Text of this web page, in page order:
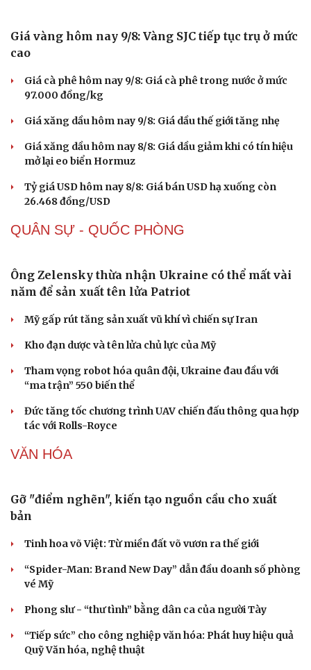
Sức khỏe
Dinh dưỡng - món ngon
Cây thuốc
Sản phụ khoa
Nhi khoa
Nam khoa
Phòng mạch online
Ăn sạch sống khỏe
Nhà đẹp
Blog
Tình yêu - Gia đình
Giá vàng hôm nay 9/8: Vàng SJC tiếp tục trụ ở mức
cao
Giá cà phê hôm nay 9/8: Giá cà phê trong nước ở mức
97.000 đồng/kg
Giá xăng dầu hôm nay 9/8: Giá dầu thế giới tăng nhẹ
Giá xăng dầu hôm nay 8/8: Giá dầu giảm khi có tín hiệu
mở lại eo biển Hormuz
Tỷ giá USD hôm nay 8/8: Giá bán USD hạ xuống còn
26.468 đồng/USD
QUÂN SỰ - QUỐC PHÒNG
Ông Zelensky thừa nhận Ukraine có thể mất vài
năm để sản xuất tên lửa Patriot
Mỹ gấp rút tăng sản xuất vũ khí vì chiến sự Iran
Kho đạn dược và tên lửa chủ lực của Mỹ
Tham vọng robot hóa quân đội, Ukraine đau đầu với
“ma trận” 550 biến thể
Đức tăng tốc chương trình UAV chiến đấu thông qua hợp
tác với Rolls-Royce
VĂN HÓA
Gỡ "điểm nghẽn", kiến tạo nguồn cầu cho xuất
bản
Tinh hoa võ Việt: Từ miền đất võ vươn ra thế giới
“Spider-Man: Brand New Day” dẫn đầu doanh số phòng
vé Mỹ
Phong slư - “thư tình” bằng dân ca của người Tày
“Tiếp sức” cho công nghiệp văn hóa: Phát huy hiệu quả
Quỹ Văn hóa, nghệ thuật